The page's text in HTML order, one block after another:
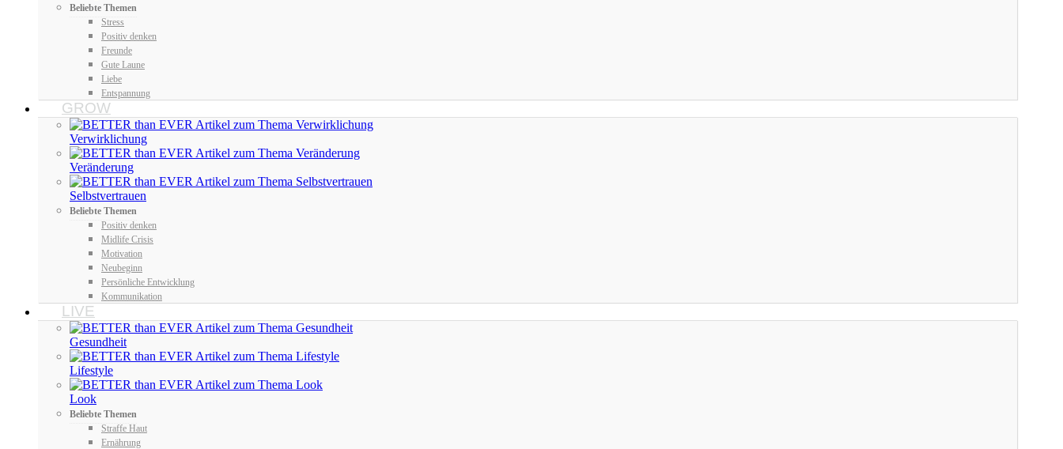
Beliebte Themen
Stress
Positiv denken
Freunde
Gute Laune
Liebe
Entspannung
GROW
Verwirklichung
Veränderung
Selbstvertrauen
Beliebte Themen
Positiv denken
Midlife Crisis
Motivation
Neubeginn
Persönliche Entwicklung
Kommunikation
LIVE
Gesundheit
Lifestyle
Look
Beliebte Themen
Straffe Haut
Ernährung